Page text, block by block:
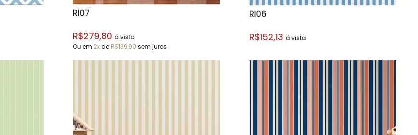
RI07
R$279,80á vista
Ou em 2xde R$139,90 sem juros
RI06
R$152,13 á vista